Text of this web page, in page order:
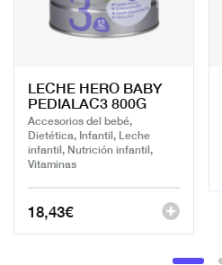
LECHE HERO BABY
PEDIALAC3 800G
Accesorios del bebé,
Dietética, Infantil, Leche
infantil, Nutrición infantil,
Vitaminas
18,43€